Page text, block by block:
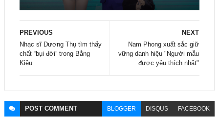
NEXT
Nam Phong xuất sắc giữ
vững danh hiệu "Người mẫu
được yêu thích nhất"
PREVIOUS
Nhạc sĩ Dương Thụ tìm thấy
chất “bụi đời” trong Bằng
Kiều
POST COMMENT BLOGGER DISQUS FACEBOOK